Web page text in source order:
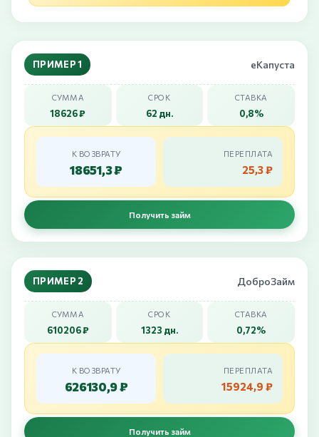
ПРИМЕР 1 еКапуста
СУММА
18626 ₽
СРОК
62 дн.
СТАВКА
0,8%
К ВОЗВРАТУ
18651,3 ₽
ПЕРЕПЛАТА
25,3 ₽
Получить займ
ПРИМЕР 2 ДоброЗайм
СУММА
610206 ₽
СРОК
1323 дн.
СТАВКА
0,72%
К ВОЗВРАТУ
626130,9 ₽
ПЕРЕПЛАТА
15924,9 ₽
Получить займ